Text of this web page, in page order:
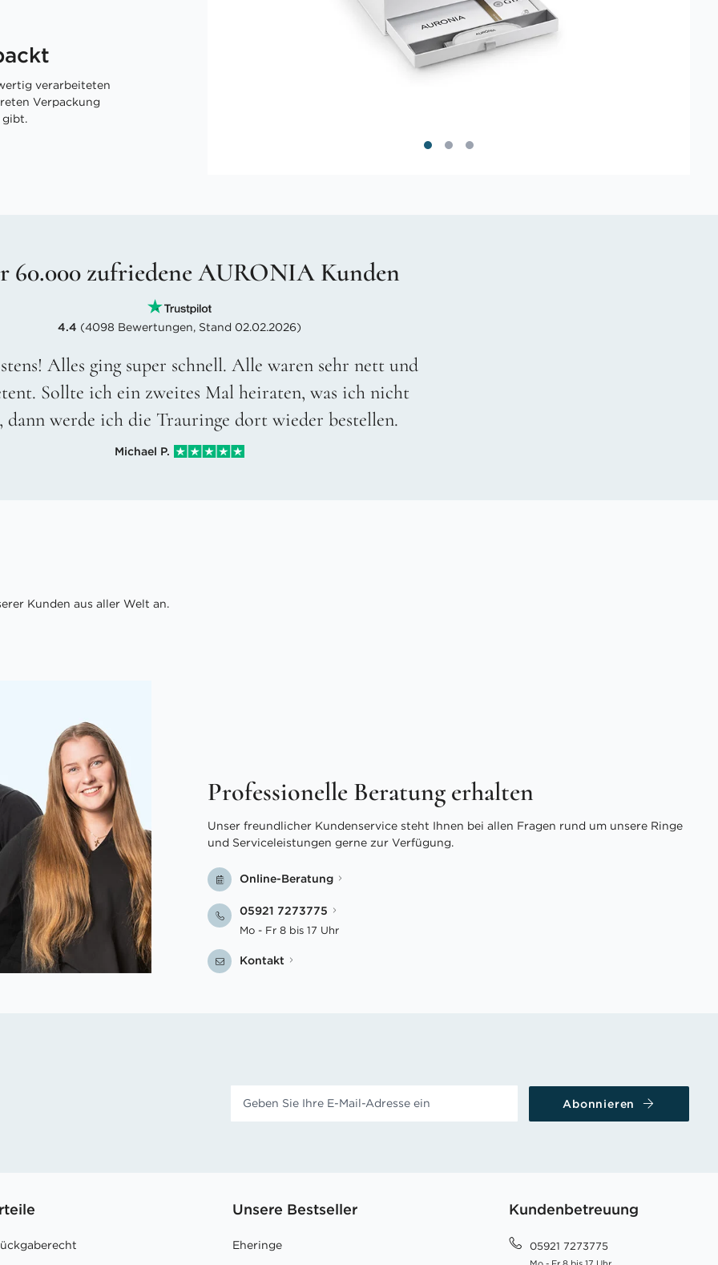
verarbeiteten
Verpackung
gibt.
60.000 zufriedene AURONIA Kunden
4.4 (4098 Bewertungen, Stand 02.02.2026)
Alles ging super schnell. Alle waren sehr nett und
Sollte ich ein zweites Mal heiraten, was ich nicht
dann werde ich die Trauringe dort wieder bestellen.
Michael P.
Kunden aus aller Welt an.
Professionelle Beratung erhalten
Unser freundlicher Kundenservice steht Ihnen bei allen Fragen rund um unsere Ringe
und Serviceleistungen gerne zur Verfügung.
Online-Beratung
05921 7273775
Mo - Fr 8 bis 17 Uhr
Kontakt
Abonnieren
Unsere Bestseller
Eheringe
Kundenbetreuung
05921 7273775